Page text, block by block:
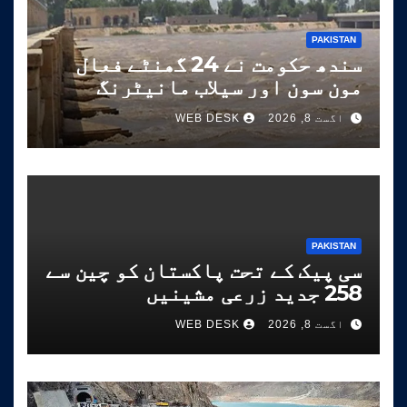
PAKISTAN
سندھ حکومت نے 24 گھنٹے فعال
مون سون اور سیلاب مانیٹرنگ
نظام شروع کر دیا
اگست 8, 2026 WEB DESK
PAKISTAN
سی پیک کے تحت پاکستان کو چین سے
258 جدید زرعی مشینیں
موصول،مقصد زراعت کو جدید خطوط
پر فروغ دینا ہے
اگست 8, 2026 WEB DESK